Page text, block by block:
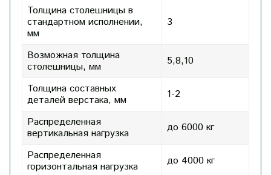
Толщина столешницы в
стандартном исполнении,
мм
3
Возможная толщина
столешницы, мм
5,8,10
Толщина составных
деталей верстака, мм
1-2
Распределенная
вертикальная нагрузка
до 6000 кг
Распределенная
горизонтальная нагрузка
до 4000 кг